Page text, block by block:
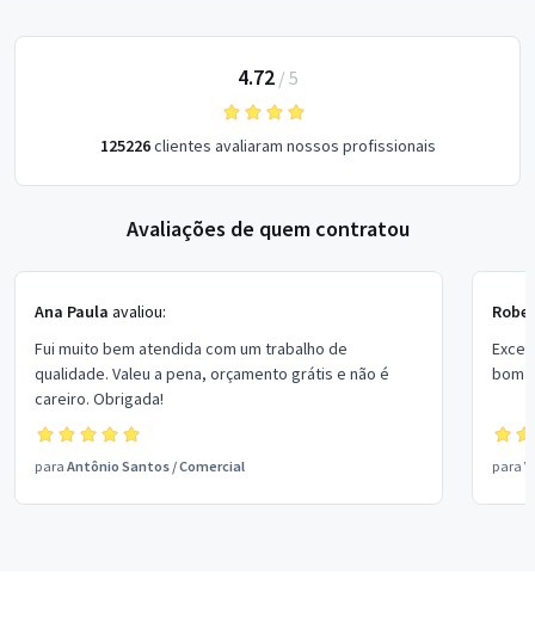
4.72/ 5
125226clientes avaliaram nossos profissionais
Avaliações de quem contratou
Ana Paula avaliou:
Fui muito bem atendida com um trabalho de
qualidade. Valeu a pena, orçamento grátis e não é
careiro. Obrigada!
para Antônio Santos /Comercial
bom
para